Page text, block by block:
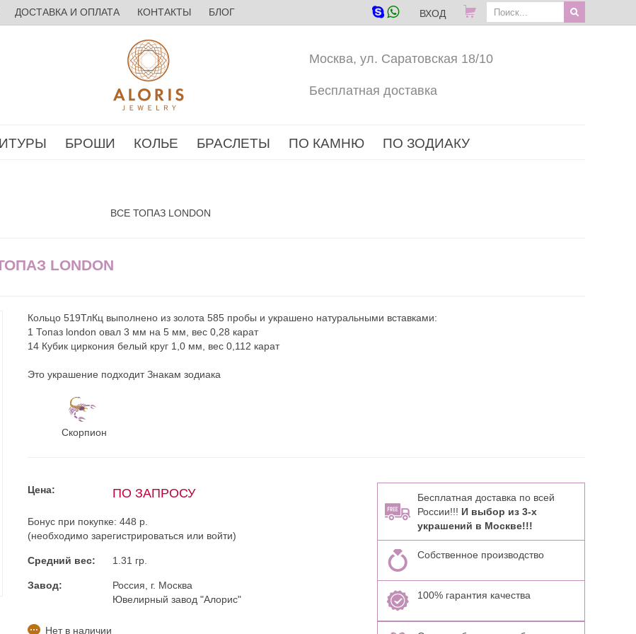
ДОСТАВКА И ОПЛАТА КОНТАКТЫ БЛОГ ВХОД
Москва, ул. Саратовская 18/10
Бесплатная доставка
БРОШИ КОЛЬЕ БРАСЛЕТЫ ПО КАМНЮ ПО ЗОДИАКУ
ВСЕ ТОПАЗ LONDON
LONDON
Кольцо 519ТлКц выполнено из золота 585 пробы и украшено натуральными вставками:
1 Топаз london овал 3 мм на 5 мм, вес 0,28 карат
14 Кубик циркония белый круг 1,0 мм, вес 0,112 карат
Это украшение подходит Знакам зодиака
Скорпион
Цена: ПО ЗАПРОСУ
Бонус при покупке: 448 р.
(необходимо зарегистрироваться или войти)
Средний вес: 1.31 гр.
Завод:
Россия, г. Москва
Ювелирный завод "Алорис"
Нет в наличии
Бесплатная доставка по всей
России!!! И выбор из 3-х
украшений в Москве!!!
Собственное производство
100% гарантия качества